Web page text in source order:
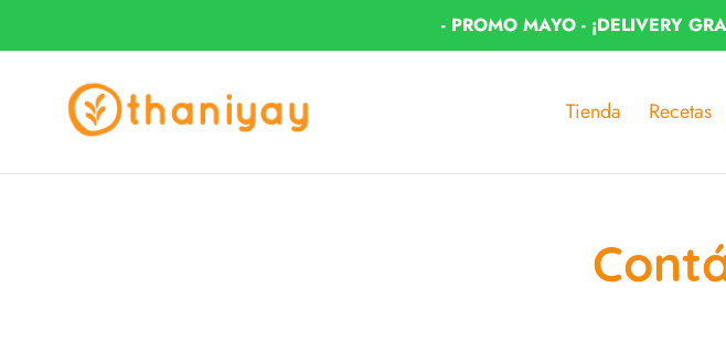
contenido
- PROMO MAYO - ¡DELIVERY
Tienda Recetas